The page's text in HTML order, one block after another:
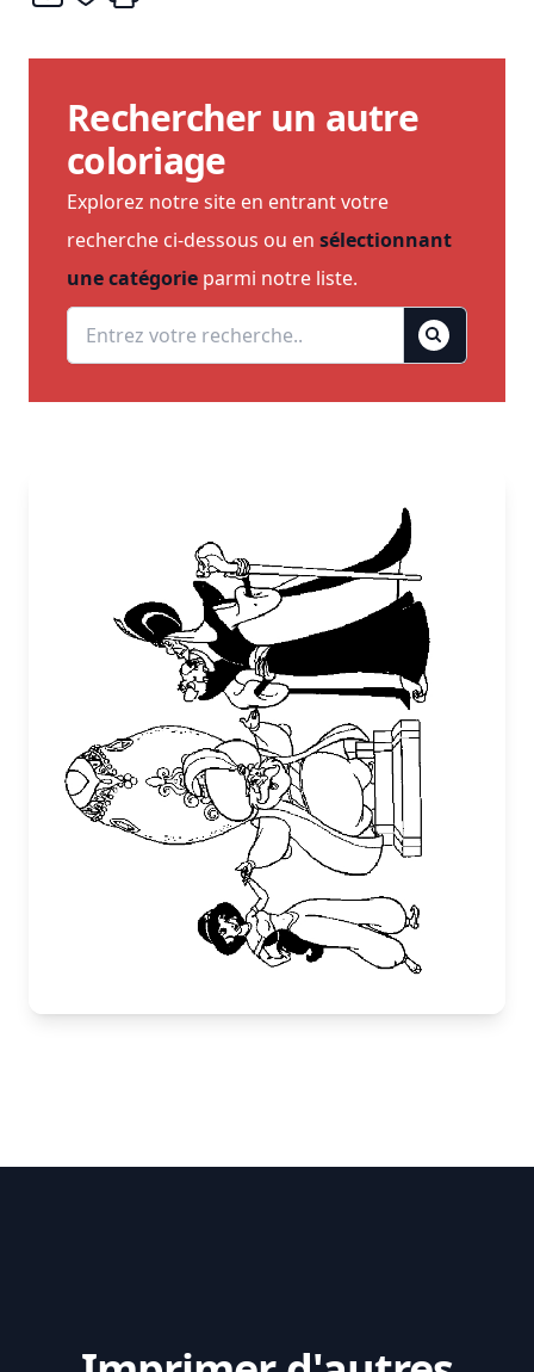
Rechercher un autre
coloriage
Explorez notre site en entrant votre
recherche ci-dessous ou en sélectionnant
une catégorie parmi notre liste.